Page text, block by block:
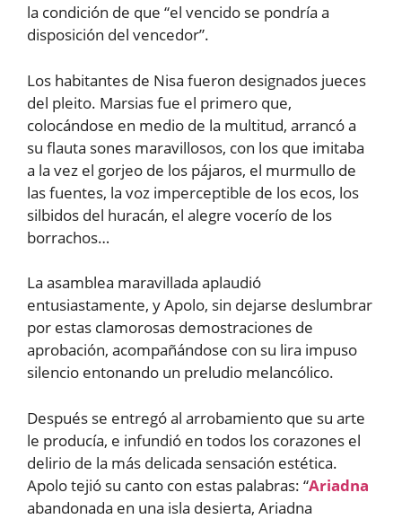
la condición de que “el vencido se pondría a
disposición del vencedor”.
Los habitantes de Nisa fueron designados jueces
del pleito. Marsias fue el primero que,
colocándose en medio de la multitud, arrancó a
su flauta sones maravillosos, con los que imitaba
a la vez el gorjeo de los pájaros, el murmullo de
las fuentes, la voz imperceptible de los ecos, los
silbidos del huracán, el alegre vocerío de los
borrachos…
La asamblea maravillada aplaudió
entusiastamente, y Apolo, sin dejarse deslumbrar
por estas clamorosas demostraciones de
aprobación, acompañándose con su lira impuso
silencio entonando un preludio melancólico.
Después se entregó al arrobamiento que su arte
le producía, e infundió en todos los corazones el
delirio de la más delicada sensación estética.
Apolo tejió su canto con estas palabras: “Ariadna
abandonada en una isla desierta, Ariadna